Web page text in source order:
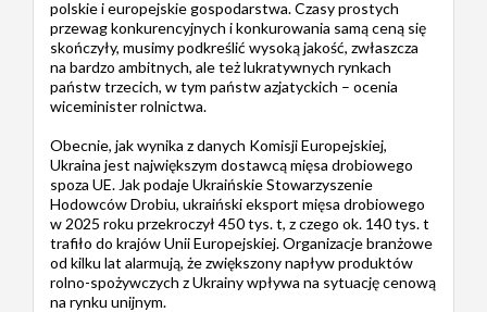
polskie i europejskie gospodarstwa. Czasy prostych
przewag konkurencyjnych i konkurowania samą ceną się
skończyły, musimy podkreślić wysoką jakość, zwłaszcza
na bardzo ambitnych, ale też lukratywnych rynkach
państw trzecich, w tym państw azjatyckich – ocenia
wiceminister rolnictwa.
Obecnie, jak wynika z danych Komisji Europejskiej,
Ukraina jest największym dostawcą mięsa drobiowego
spoza UE. Jak podaje Ukraińskie Stowarzyszenie
Hodowców Drobiu, ukraiński eksport mięsa drobiowego
w 2025 roku przekroczył 450 tys. t, z czego ok. 140 tys. t
trafiło do krajów Unii Europejskiej. Organizacje branżowe
od kilku lat alarmują, że zwiększony napływ produktów
rolno-spożywczych z Ukrainy wpływa na sytuację cenową
na rynku unijnym.